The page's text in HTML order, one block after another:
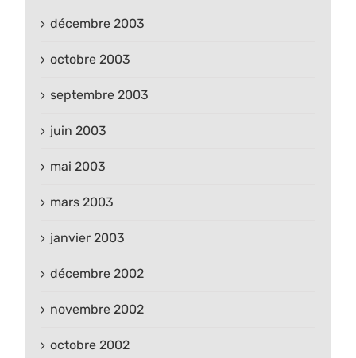
décembre 2003
octobre 2003
septembre 2003
juin 2003
mai 2003
mars 2003
janvier 2003
décembre 2002
novembre 2002
octobre 2002